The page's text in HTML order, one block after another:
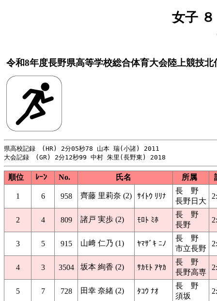
女子
令和8年度長野県高等学校総合体育大会陸上競技北
県高校記録　(HR) 2分05秒78 山本 瑞(小諸) 2011
順位 ﾚｰﾝ No. 氏名 所属
1 6 958 齊藤 里莉奈 (2) ｻｲﾄｳ ﾘﾘﾅ
長 野
長野日大
2 4 809 諸戸 実歩 (2) ﾓﾛﾄ ﾐﾎ
長 野
長野
3 5 915 山﨑 仁乃 (1) ﾔﾏｻﾞｷ ﾆﾉ
長 野
市立長野
4 3 3504 坂本 絢香 (2) ｻｶﾓﾄ ｱﾔｶ
長 野
長野高専
5 7 728 田幸 奈緒 (2) ﾀｺｳ ﾅｵ
長 野
須坂